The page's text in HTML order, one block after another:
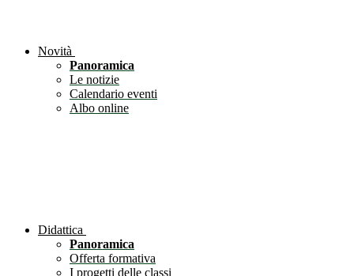
Novità
Panoramica
Le notizie
Calendario eventi
Albo online
Didattica
Panoramica
Offerta formativa
I progetti delle classi